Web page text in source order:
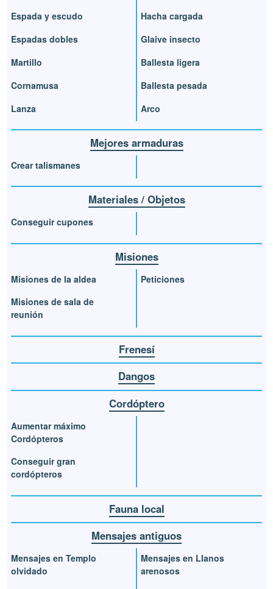
Espada y escudo
Espadas dobles
Martillo
Cornamusa
Lanza
Hacha cargada
Glaive insecto
Ballesta ligera
Ballesta pesada
Arco
Mejores armaduras
Crear talismanes
Materiales / Objetos
Conseguir cupones
Misiones
Misiones de la aldea
Misiones de sala de
reunión
Peticiones
Frenesí
Dangos
Cordóptero
Aumentar máximo
Cordópteros
Conseguir gran
cordópteros
Fauna local
Mensajes antiguos
Mensajes en Templo
olvidado
Mensajes en Llanos
arenosos